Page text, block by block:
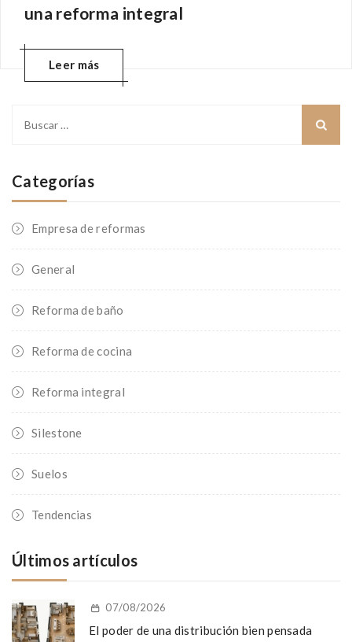
una reforma integral
Leer más
Categorías
Empresa de reformas
General
Reforma de baño
Reforma de cocina
Reforma integral
Silestone
Suelos
Tendencias
Últimos artículos
07/08/2026
El poder de una distribución bien pensada